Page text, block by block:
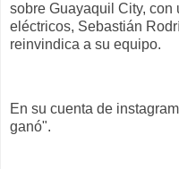
sobre Guayaquil City,
eléctricos, Sebastián
reinvindica a su equipo.
En su cuenta de
ganó".